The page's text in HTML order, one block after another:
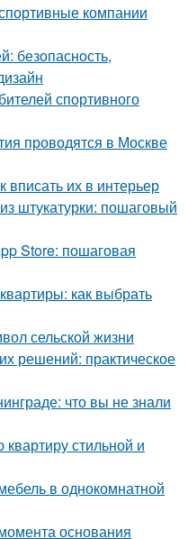
компании
безопасность,
спортивного
проводятся в Москве
вписать их в интерьер
штукатурки: пошаговый
Store: пошаговая
как выбрать
сельской жизни
решений: практическое
что вы не знали
стильной и
в однокомнатной
основания